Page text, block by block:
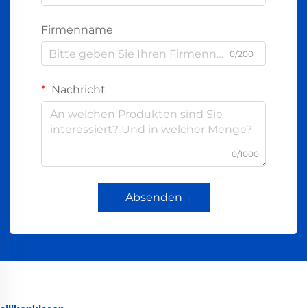
Firmenname
0/200
Nachricht
0/1000
Absenden